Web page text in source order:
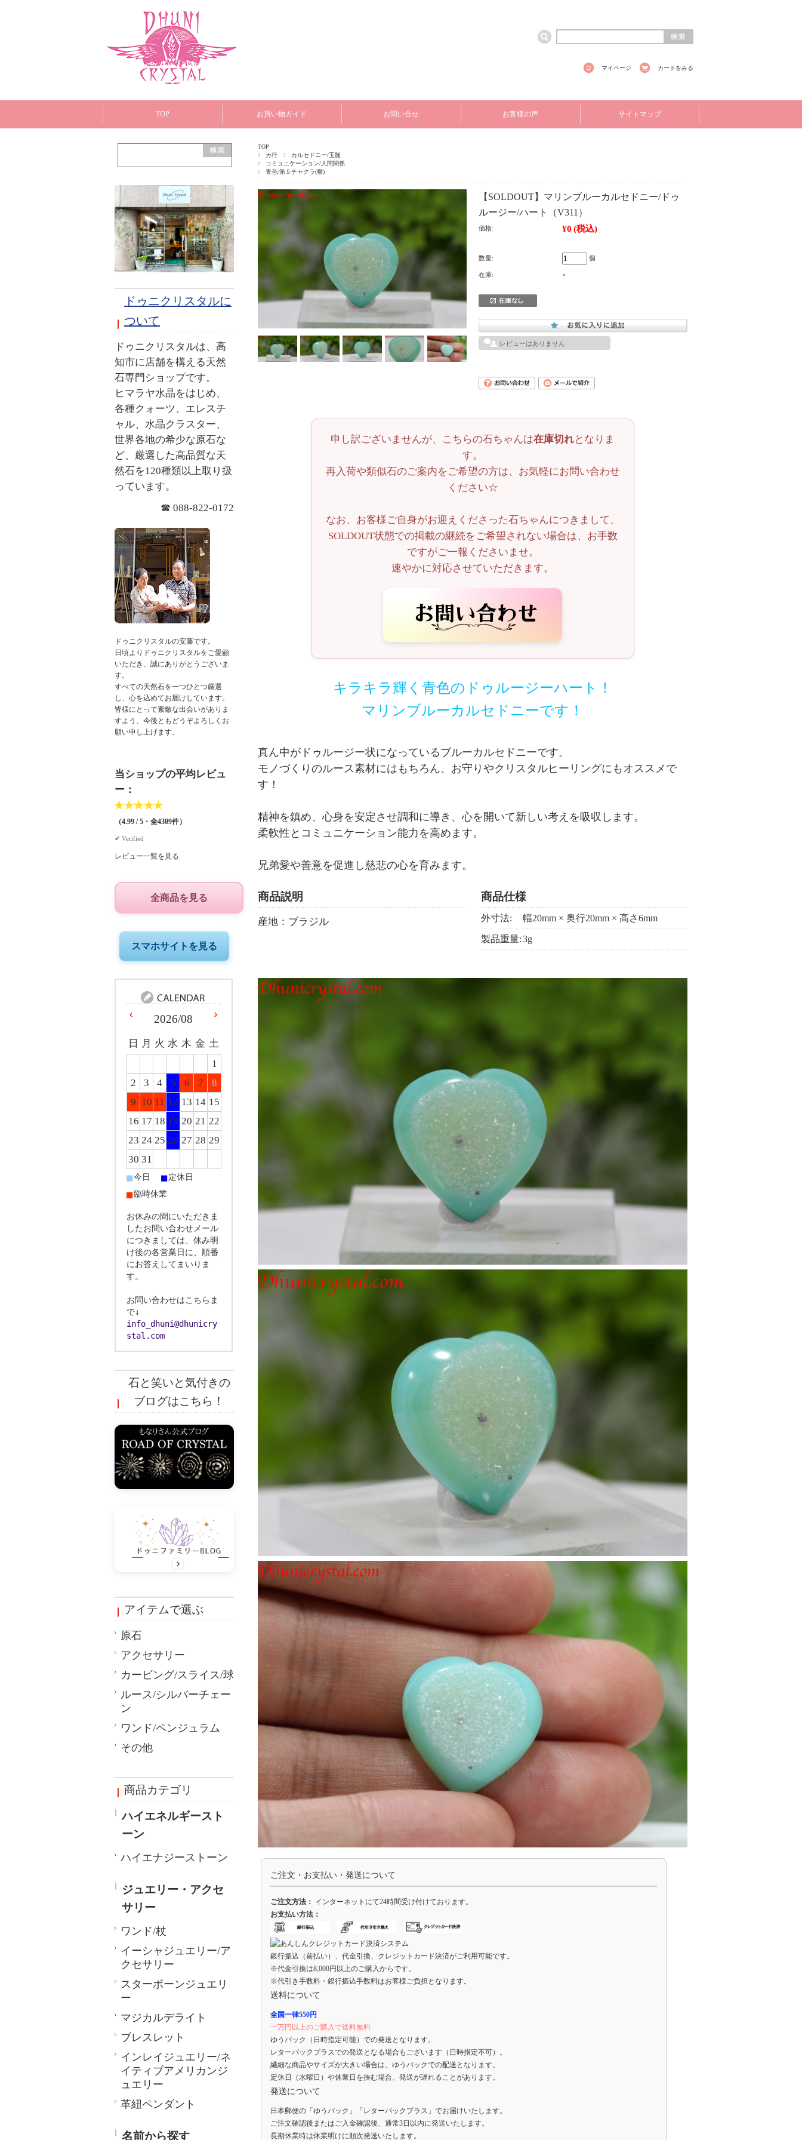
マイページ カートをみる
TOP お買い物ガイド お問い合せ お客様の声 サイトマップ
TOP
カ行
カルセドニー/玉髄
コミュニケーション/人間関係
青色/第５チャクラ(喉)
【SOLDOUT】マリンブルーカルセドニー/ドゥ
ルージー/ハート（V311）
価格: ¥0 (税込)
数量: 個
在庫: ×
レビューはありません
申し訳ございませんが、こちらの石ちゃんは在庫切れとなりま
す。
再入荷や類似石のご案内をご希望の方は、お気軽にお問い合わせ
ください☆
なお、お客様ご自身がお迎えくださった石ちゃんにつきまして、
SOLDOUT状態での掲載の継続をご希望されない場合は、お手数
ですがご一報くださいませ。
速やかに対応させていただきます。
キラキラ輝く青色のドゥルージーハート！
マリンブルーカルセドニーです！
真ん中がドゥルージー状になっているブルーカルセドニーです。
モノづくりのルース素材にはもちろん、お守りやクリスタルヒーリングにもオススメで
す！
精神を鎮め、心身を安定させ調和に導き、心を開いて新しい考えを吸収します。
柔軟性とコミュニケーション能力を高めます。
兄弟愛や善意を促進し慈悲の心を育みます。
商品説明
産地：ブラジル
商品仕様
外寸法: 幅20mm × 奥行20mm × 高さ6mm
製品重量: 3g
ご注文・お支払い・発送について
ご注文方法： インターネットにて24時間受け付けております。
お支払い方法：
銀行振込（前払い）、代金引換、クレジットカード決済がご利用可能です。
※代金引換は8,000円以上のご購入からです。
※代引き手数料・銀行振込手数料はお客様ご負担となります。
送料について
全国一律550円
一万円以上のご購入で送料無料
ゆうパック（日時指定可能）での発送となります。
レターパックプラスでの発送となる場合もございます（日時指定不可）。
繊細な商品やサイズが大きい場合は、ゆうパックでの配送となります。
定休日（水曜日）や休業日を挟む場合、発送が遅れることがあります。
発送について
日本郵便の「ゆうパック」「レターパックプラス」でお届けいたします。
ご注文確認後またはご入金確認後、通常3日以内に発送いたします。
長期休業時は休業明けに順次発送いたします。
ドゥニクリスタルに
ついて
ドゥニクリスタルは、高
知市に店舗を構える天然
石専門ショップです。
ヒマラヤ水晶をはじめ、
各種クォーツ、エレスチ
ャル、水晶クラスター、
世界各地の希少な原石な
ど、厳選した高品質な天
然石を120種類以上取り扱
っています。
☎ 088-822-0172
ドゥニクリスタルの安藤です。
日頃よりドゥニクリスタルをご愛顧
いただき、誠にありがとうございま
す。
すべての天然石を一つひとつ厳選
し、心を込めてお届けしています。
皆様にとって素敵な出会いがありま
すよう、今後ともどうぞよろしくお
願い申し上げます。
当ショップの平均レビュ
ー：
★★★★★
（4.99 / 5・全4309件）
✔︎ Verified
レビュー一覧を見る
全商品を見る
スマホサイトを見る
2026/08
日 月 火 水 木 金 土
1
2
3 4 5 6 7
8
9 10 11 12 13 14 15
16 17 18 19 20 21 22
23 24 25 26 27 28 29
30 31
■今日 ■定休日
■臨時休業
お休みの間にいただきま
したお問い合わせメール
につきましては、休み明
け後の各営業日に、順番
にお答えしてまいりま
す。
お問い合わせはこちらま
で↓
info_dhuni@dhunicry
stal.com
石と笑いと気付きの
ブログはこちら！
アイテムで選ぶ
原石
アクセサリー
カービング/スライス/球
ルース/シルバーチェー
ン
ワンド/ペンジュラム
その他
商品カテゴリ
ハイエネルギースト
ーン
ハイエナジーストーン
ジュエリー・アクセ
サリー
ワンド/杖
イーシャジュエリー/ア
クセサリー
スターボーンジュエリ
ー
マジカルデライト
ブレスレット
インレイジュエリー/ネ
イティブアメリカンジ
ュエリー
革紐ペンダント
名前から探す